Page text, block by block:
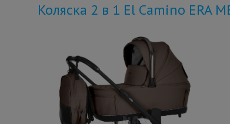
Коляска 2 в 1 El Camino ERA